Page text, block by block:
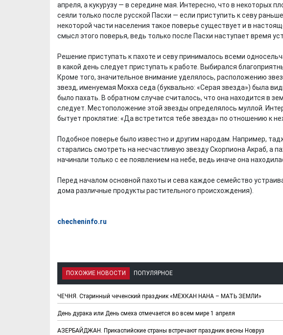
апреля, а кукурузу — в середине мая. Интересно, что в некоторых
сеяли только после русской Пасхи — если приступить к севу
некоторой части населения такое поверье существует и в
смысл этого поверья, ведь только после Пасхи наступает время
Решение приступать к пахоте и севу принималось всеми
в какой день следует приступать к работе. Выбирался
Кроме того, значительное внимание уделялось, расположению
звезд, именуемая Мокха седа (буквально: «Серая звезда») была
было пахать. В обратном случае считалось, что она находится в
следует. Местоположение этой звезды определялось муллой.
бытует проклятие: «Да встретится тебе звезда» по отношению к
Подобное поверье было известно и другим народам. Например,
старались смотреть на несчастливую звезду Скорпиона Акраб, а
начинали только с ее появлением на небе, ведь иначе она
Перед началом основной пахоты и сева каждое семейство
дома различные продукты растительного происхождения).
checheninfo.ru
ПОХОЖИЕ НОВОСТИ ПОПУЛЯРНОЕ
ЧЕЧНЯ. Старинный чеченский праздник «МЕХКАН НАНА – МАТЬ ЗЕМЛИ»
День дурака или День смеха отмечается во всем мире 1 апреля
АЗЕРБАЙДЖАН. Прикаспийские страны встречают праздник весны Новруз
Хотели бы Вы
переехать в другой
регион РФ?
Выбираем дизайн
формы ФК "Ахмат"